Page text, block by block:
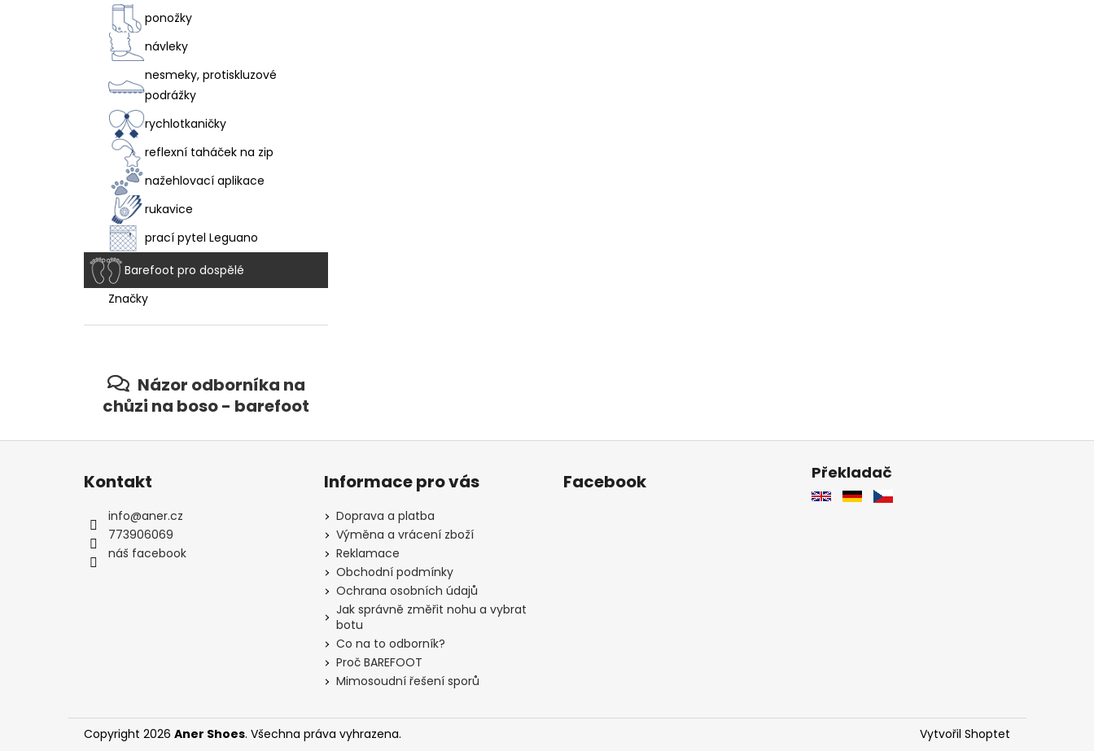
ponožky
návleky
nesmeky, protiskluzové
podrážky
rychlotkaničky
reflexní taháček na zip
nažehlovací aplikace
rukavice
prací pytel Leguano
Barefoot pro dospělé
Značky
Názor odborníka na
chůzi na boso - barefoot
Z
Kontakt
info@aner.cz
773906069
náš facebook
Informace pro vás
Doprava a platba
Výměna a vrácení zboží
Reklamace
Obchodní podmínky
Ochrana osobních údajů
Jak správně změřit nohu a vybrat
botu
Co na to odborník?
Proč BAREFOOT
Mimosoudní řešení sporů
Facebook Překladač
Vytvořil Shoptet
Copyright 2026 Aner Shoes. Všechna práva vyhrazena.